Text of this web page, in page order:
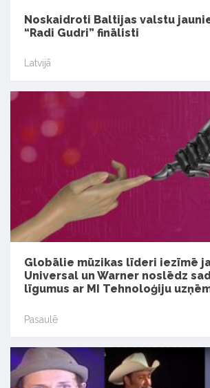
Noskaidroti Baltijas valstu
“Radi Gudri” finālisti
Latvijā
Globālie mūzikas līderi iezīmē
Universal un Warner noslēdz
līgumus ar MI Tehnoloģiju
Pasaulē